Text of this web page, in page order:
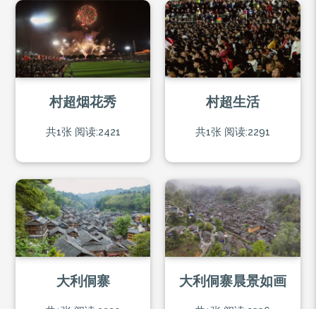
村超烟花秀
共1张 阅读:2421
村超生活
共1张 阅读:2291
大利侗寨 大利侗寨晨景如画